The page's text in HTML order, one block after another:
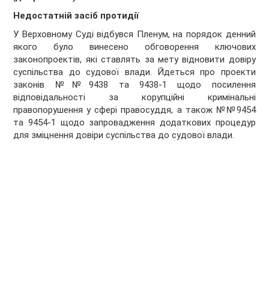
Недостатній засіб протидії
У Верховному Суді відбувся Пленум, на порядок денний
якого було винесено обговорення ключових
законопроектів, які ставлять за мету відновити довіру
суспільства до судової влади. Йдеться про проекти
законів №№9438 та 9438-1 щодо посилення
відповідальності за корупційні кримінальні
правопорушення у сфері правосуддя, а також №№9454
та 9454-1 щодо запровадження додаткових процедур
для зміцнення довіри суспільства до судової влади.